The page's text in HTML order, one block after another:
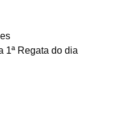
1ª Regata do dia